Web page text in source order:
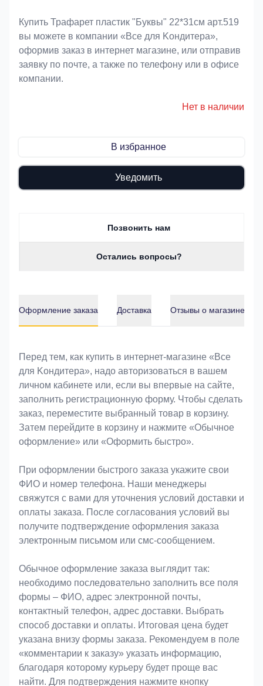
Купить Трафарет пластик "Буквы" 22*31см арт.519
вы можете в компании «Bce для Koндитeрa»,
оформив заказ в интернет магазине, или отправив
заявку по почте, а также по телефону или в офисе
компании.
Нет в наличии
В избранное
Уведомить
Позвонить нам
Остались вопросы?
Оформление заказа Доставка Отзывы о магазине
Оформление заказа
Перед тем, как купить в интернет-магазине «Bce
для Koндитeрa», надо авторизоваться в вашем
личном кабинете или, если вы впервые на сайте,
заполнить регистрационную форму. Чтобы сделать
заказ, переместите выбранный товар в корзину.
Затем перейдите в корзину и нажмите «Обычное
оформление» или «Оформить быстро».
При оформлении быстрого заказа укажите свои
ФИО и номер телефона. Наши менеджеры
свяжутся с вами для уточнения условий доставки и
оплаты заказа. После согласования условий вы
получите подтверждение оформления заказа
электронным письмом или смс-сообщением.
Обычное оформление заказа выглядит так:
необходимо последовательно заполнить все поля
формы – ФИО, адрес электронной почты,
контактный телефон, адрес доставки. Выбрать
способ доставки и оплаты. Итоговая цена будет
указана внизу формы заказа. Рекомендуем в поле
«комментарии к заказу» указать информацию,
благодаря которому курьеру будет проще вас
найти. Для подтверждения нажмите кнопку